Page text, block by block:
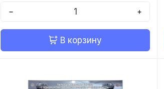
− +
В корзину